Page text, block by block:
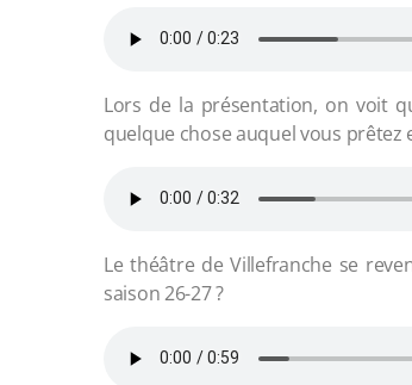
Lors de la présentation, on voit
quelque chose auquel vous
Le théâtre de Villefranche se
saison 26-27 ?